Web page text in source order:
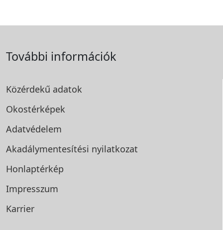
További információk
Közérdekű adatok
Okostérképek
Adatvédelem
Akadálymentesítési nyilatkozat
Honlaptérkép
Impresszum
Karrier